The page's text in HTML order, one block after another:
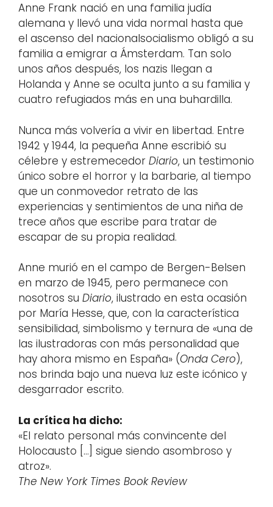
Anne Frank nació en una familia judía
alemana y llevó una vida normal hasta que
el ascenso del nacionalsocialismo obligó a su
familia a emigrar a Ámsterdam. Tan solo
unos años después, los nazis llegan a
Holanda y Anne se oculta junto a su familia y
cuatro refugiados más en una buhardilla.
Nunca más volvería a vivir en libertad. Entre
1942 y 1944, la pequeña Anne escribió su
célebre y estremecedor Diario, un testimonio
único sobre el horror y la barbarie, al tiempo
que un conmovedor retrato de las
experiencias y sentimientos de una niña de
trece años que escribe para tratar de
escapar de su propia realidad.
Anne murió en el campo de Bergen-Belsen
en marzo de 1945, pero permanece con
nosotros su Diario, ilustrado en esta ocasión
por María Hesse, que, con la característica
sensibilidad, simbolismo y ternura de «una de
las ilustradoras con más personalidad que
hay ahora mismo en España» (Onda Cero),
nos brinda bajo una nueva luz este icónico y
desgarrador escrito.
La crítica ha dicho:
«El relato personal más convincente del
Holocausto […] sigue siendo asombroso y
atroz».
The New York Times Book Review